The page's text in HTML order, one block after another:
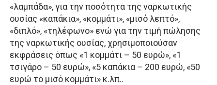
«λαμπάδα», για την ποσότητα της ναρκωτικής
ουσίας «καπάκια», «κομμάτι», «μισό λεπτό»,
«διπλό», «τηλέφωνο» ενώ για την τιμή πώλησης
της ναρκωτικής ουσίας, χρησιμοποιούσαν
εκφράσεις όπως «1 κομμάτι – 50 ευρώ», «1
τσιγάρο – 50 ευρώ», «5 καπάκια – 200 ευρώ, «50
ευρώ το μισό κομμάτι» κ.λπ..